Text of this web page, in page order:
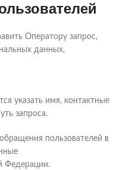
Оператору запрос,
данных,
указать имя, контактные
запроса.
пользователей в
Федерации.